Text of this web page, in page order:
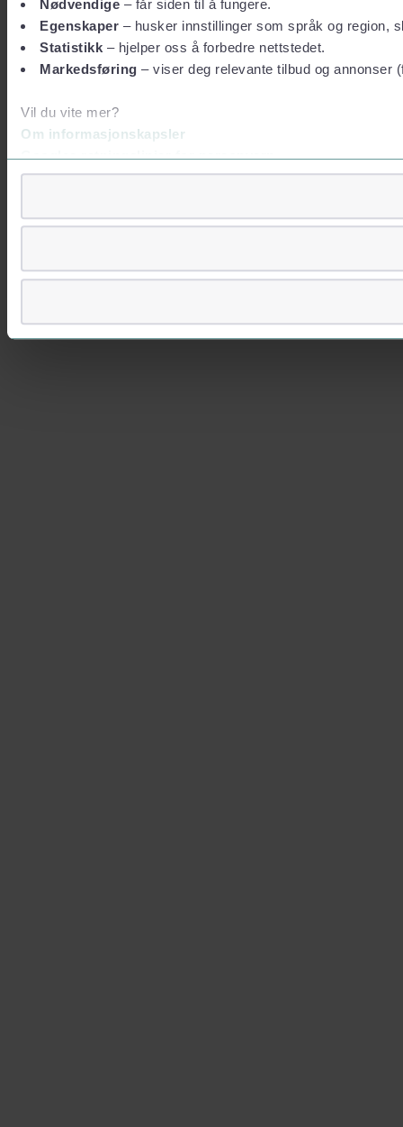
Nødvendige – får siden til å fungere.
Egenskaper – husker innstillinger som språk og region,
Statistikk – hjelper oss å forbedre nettstedet.
Markedsføring – viser deg relevante tilbud og annonser
Vil du vite mer?
Om informasjonskapsler
Googles retningslinjer for personvern
Vi lagrer aldri informasjon gjennom cookies som direkte